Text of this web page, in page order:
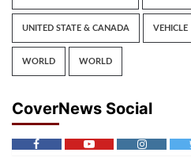
UNITED STATE & CANADA VEHICLE
WORLD WORLD
CoverNews Social